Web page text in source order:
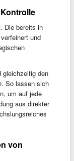
Die bereits in
und
gleichzeitig den
So lassen sich
um auf jede
aus direkter
von